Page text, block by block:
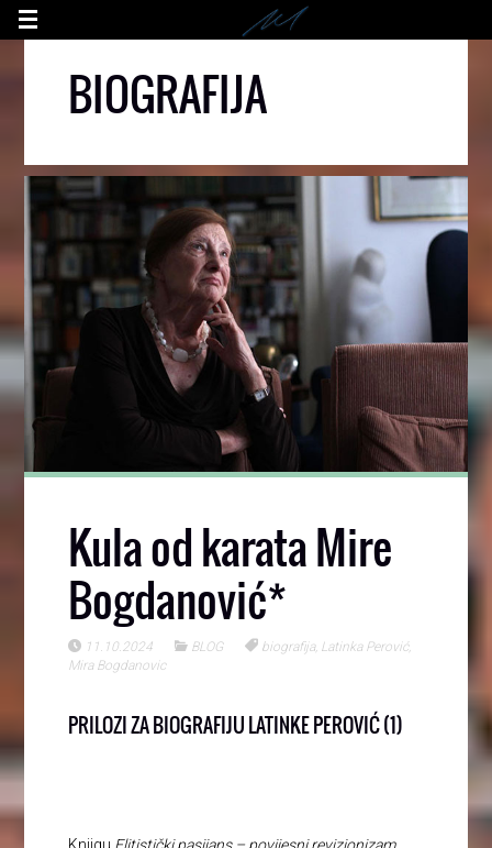
BIOGRAFIJA
Kula od karata Mire
Bogdanović*
11.10.2024 BLOG biografija, Latinka Perović,
Mira Bogdanovic
PRILOZI ZA BIOGRAFIJU LATINKE PEROVIĆ (1)
Knjigu Elitistički pasijans – povijesni revizionizam